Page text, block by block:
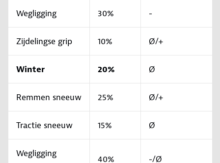
Wegligging 30% -
Zijdelingse grip 10% Ø/+
Winter 20% Ø
Remmen sneeuw 25% Ø/+
Tractie sneeuw 15% Ø
Wegligging
40% -/Ø